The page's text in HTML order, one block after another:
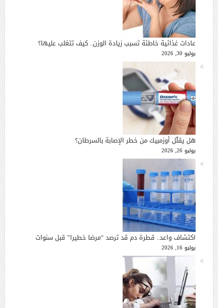
عادات غذائية خاطئة تسبب زيادة الوزن.. كيف تتغلب عليها؟
يوليو 30, 2026
هل يقلّل أوزمبيك من خطر الإصابة بالسرطان؟
يوليو 26, 2026
اكتشاف واعد.. قطرة دم قد ترصد “مرضا خطيرا” قبل سنوات
يوليو 16, 2026